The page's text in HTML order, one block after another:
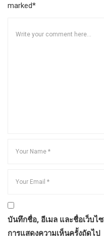
marked*
บันทึกชื่อ, อีเมล และชื่อเว็บไ
การแสดงความเห็นครั้งถัดไป